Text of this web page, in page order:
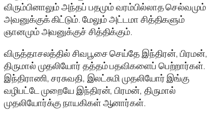
விரும்பினாலும் அந்தப் பதமும் வரம்பில்லாத செல்வமும்
அவனுக்குக் கிட்டும். மேலும் அட்டமா சித்திகளும்
ஞானமும் அவனுக்குச் சித்திக்கும்.
விருத்தாசலத்தில் சிவபூசை செய்தே இந்திரன், பிரமன்,
திருமால் முதலியோர் தத்தம் பதவிகளைப் பெற்றார்கள்.
இந்திராணி, சரசுவதி, இலட்சுமி முதலியோர் இங்கு
வழிபட்டே முறையே இந்திரன், பிரமன், திருமால்
முதலியோர்க்கு நாயகிகள் ஆனார்கள்.